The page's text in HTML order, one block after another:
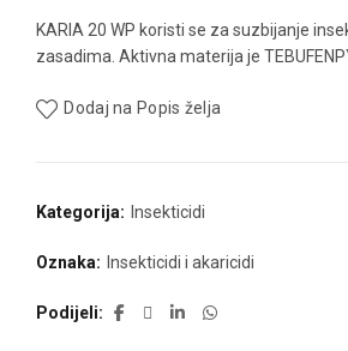
KARIA 20 WP koristi se za suzbijanje
zasadima. Aktivna materija je
Dodaj na Popis želja
Kategorija: Insekticidi
Oznaka: Insekticidi i akaricidi
Podijeli